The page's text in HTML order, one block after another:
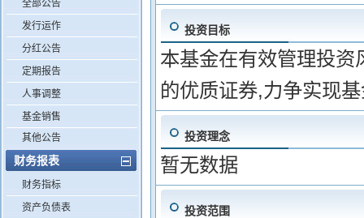
全部公告
发行运作
分红公告
定期报告
人事调整
基金销售
其他公告
财务报表
财务指标
资产负债表
投资目标
本基金在有效管理投资
的优质证券,力争实现
投资理念
暂无数据
投资范围